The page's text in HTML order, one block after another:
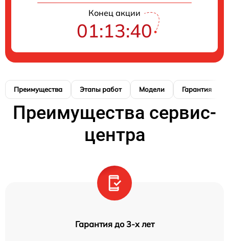
Конец акции
01:13:39
Преимущества Этапы работ Модели Гарантия
Преимущества сервис-
центра
Гарантия до 3-х лет